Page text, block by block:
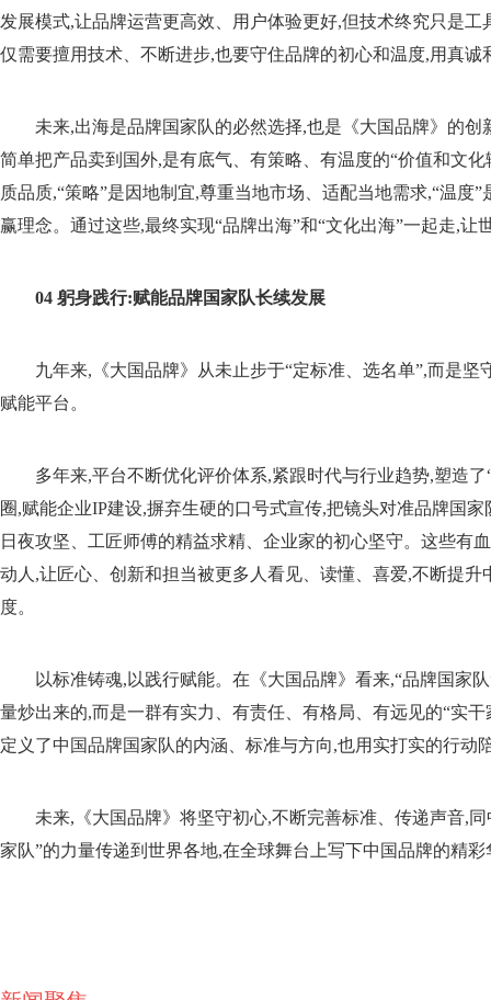
发展模式,让品牌运营更高效、用户体验更好,但技术终究只是
仅需要擅用技术、不断进步,也要守住品牌的初心和温度,用真诚
未来,出海是品牌国家队的必然选择,也是《大国品牌》的创
简单把产品卖到国外,是有底气、有策略、有温度的“价值和文化
质品质,“策略”是因地制宜,尊重当地市场、适配当地需求,“温度
赢理念。通过这些,最终实现“品牌出海”和“文化出海”一起走,让
04 躬身践行:赋能品牌国家队长续发展
九年来,《大国品牌》从未止步于“定标准、选名单”,而是坚
赋能平台。
多年来,平台不断优化评价体系,紧跟时代与行业趋势,塑造
圈,赋能企业IP建设,摒弃生硬的口号式宣传,把镜头对准品牌国
日夜攻坚、工匠师傅的精益求精、企业家的初心坚守。这些有
动人,让匠心、创新和担当被更多人看见、读懂、喜爱,不断提
度。
以标准铸魂,以践行赋能。在《大国品牌》看来,“品牌国家
量炒出来的,而是一群有实力、有责任、有格局、有远见的“实
定义了中国品牌国家队的内涵、标准与方向,也用实打实的行动
未来,《大国品牌》将坚守初心,不断完善标准、传递声音,
家队”的力量传递到世界各地,在全球舞台上写下中国品牌的精彩